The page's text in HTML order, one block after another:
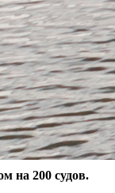
на 200 судов.